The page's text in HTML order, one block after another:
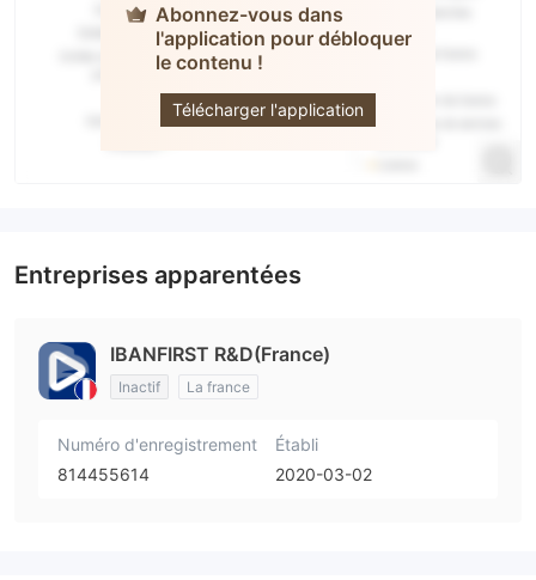
Abonnez-vous dans
l'application pour débloquer
le contenu !
Télécharger l'application
iBanFirst
Entreprises apparentées
IBANFIRST R&D(France)
Inactif La france
Numéro d'enregistrement
814455614
Établi
2020-03-02